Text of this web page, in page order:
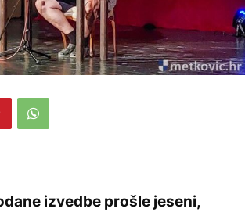
izvedbe prošle jeseni,